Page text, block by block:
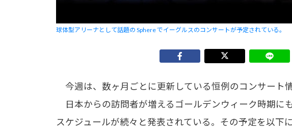
球体型アリーナとして話題の Sphere でイーグルスのコンサートが予定されている。
今週は、数ヶ月ごとに更新している恒例のコンサート
日本からの訪問者が増えるゴールデンウィーク時期に
スケジュールが続々と発表されている。その予定を以下